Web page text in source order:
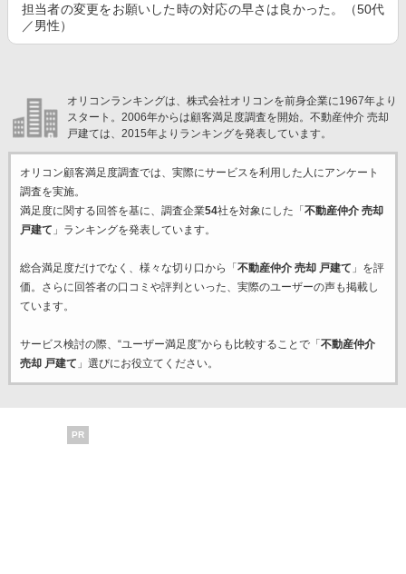
担当者の変更をお願いした時の対応の早さは良かった。（50代
／男性）
オリコンランキングは、株式会社オリコンを前身企業に1967年より
スタート。2006年からは顧客満足度調査を開始。不動産仲介 売却
戸建ては、2015年よりランキングを発表しています。
オリコン顧客満足度調査では、実際にサービスを利用した 人にアンケート
調査を実施。
満足度に関する回答を基に、調査企業54社を対象にした「 不動産仲介 売却
戸建て 」ランキングを発表しています。
総合満足度だけでなく、様々な切り口から「 不動産仲介 売却 戸建て 」を評
価。さらに回答者の口コミや評判といった、実際のユーザーの声も掲載し
ています。
サービス検討の際、“ユーザー満足度”からも比較することで「 不動産仲介
売却 戸建て 」選びにお役立てください。
PR